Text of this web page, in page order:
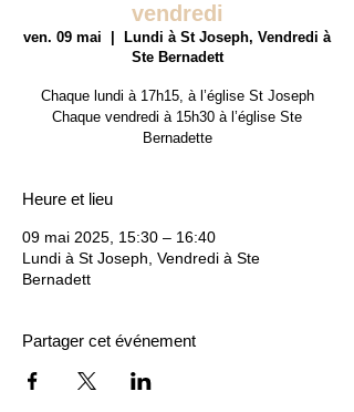
vendredi
ven. 09 mai
Lundi à St Joseph, Vendredi à
Ste Bernadett
Chaque lundi à 17h15, à l’église St Joseph
Chaque vendredi à 15h30 à l’église Ste
Bernadette
Heure et lieu
09 mai 2025, 15:30 – 16:40
Lundi à St Joseph, Vendredi à Ste
Bernadett
Partager cet événement